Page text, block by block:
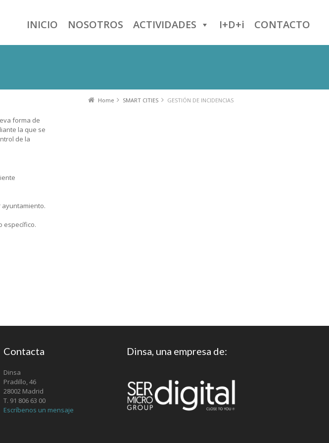
INICIO NOSOTROS ACTIVIDADES I+D+i CONTACTO
Home SMART CITIES GESTIÓN DE INCIDENCIAS
forma de
la que se
de la
específico.
Contacta
Dinsa
Pradillo, 46
28002 Madrid
T. 91 806 63 00
Escríbenos un mensaje
Dinsa, una empresa de: